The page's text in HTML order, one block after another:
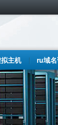
主机 ru域